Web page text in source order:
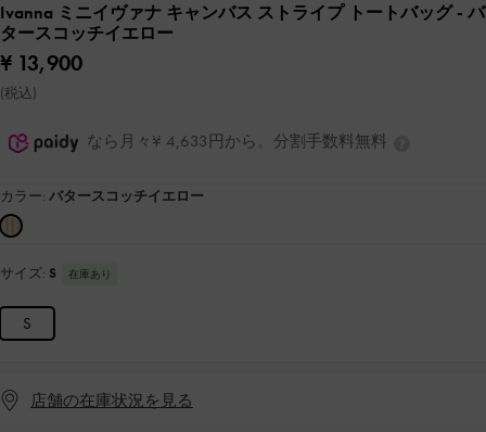
Ivanna ミニイヴァナ キャンバス ストライプ トートバッグ- バ
タースコッチイエロー
¥ 13,900
(税込)
なら月々¥ 4,633円から。分割手数料無料
カラー: バタースコッチイエロー
サイズ: S 在庫あり
S
店舗の在庫状況を見る